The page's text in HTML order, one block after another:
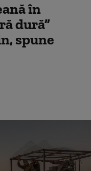
în
dură”
spune